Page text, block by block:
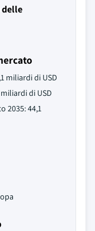
delle
miliardi di USD
di USD
2035: 44,1